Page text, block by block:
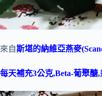
來自斯堪的納維亞燕麥
每天補充3公克,Beta-葡聚醣